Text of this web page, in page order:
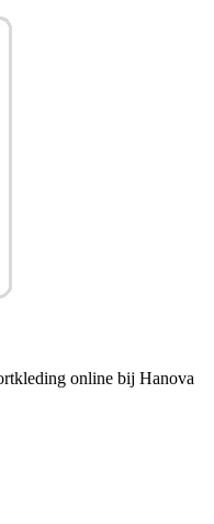
online bij Hanova